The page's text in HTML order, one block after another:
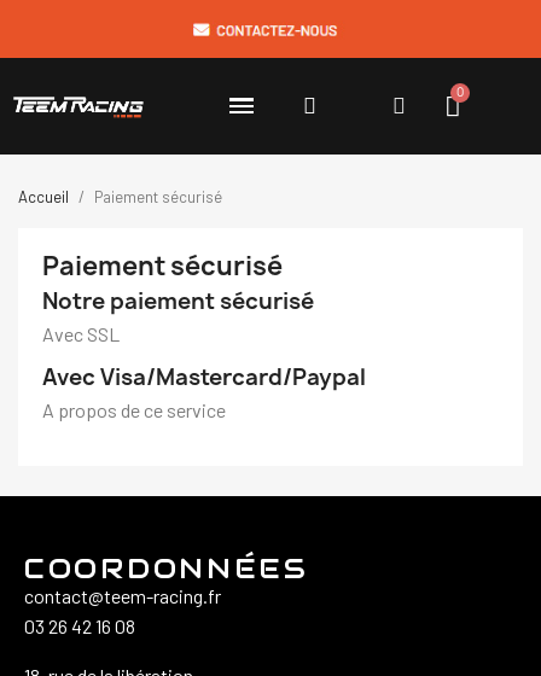
Accueil Paiement sécurisé
Paiement sécurisé
Notre paiement sécurisé
Avec SSL
Avec Visa/Mastercard/Paypal
A propos de ce service
COORDONNÉES
contact@teem-racing.fr
03 26 42 16 08